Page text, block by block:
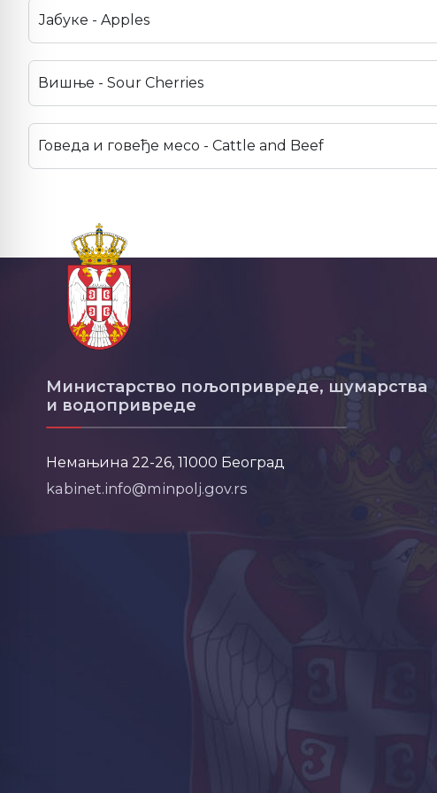
Јабуке - Apples
Вишње - Sour Cherries
Говеда и говеђе месо - Cattle and Beef
Министарство пољопривреде, шумарства
и водопривреде
Немањина 22-26, 11000 Београд
kabinet.info@minpolj.gov.rs